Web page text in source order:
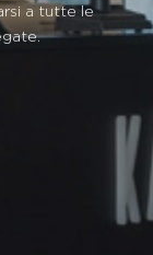
a tutte le